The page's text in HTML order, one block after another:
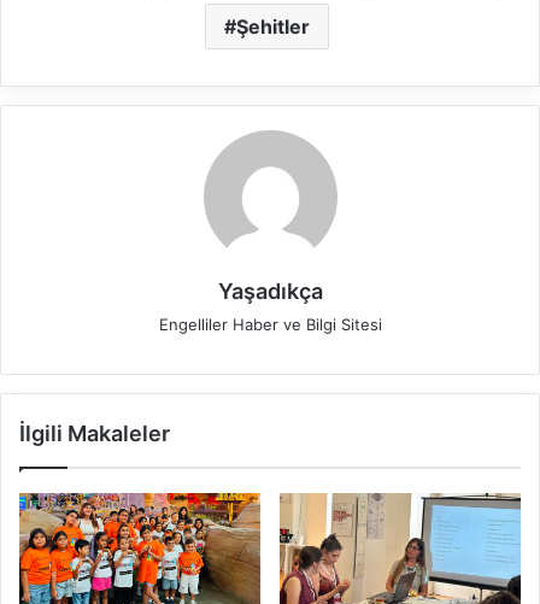
Şehitler
Yaşadıkça
Engelliler Haber ve Bilgi Sitesi
İlgili Makaleler